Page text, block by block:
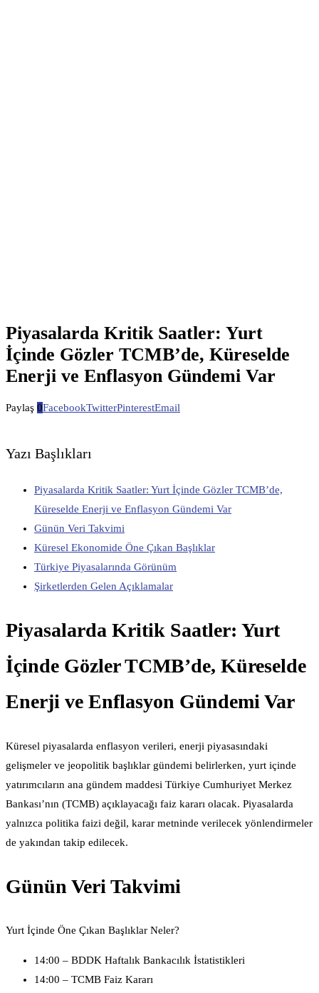
Piyasalarda Kritik Saatler: Yurt
İçinde Gözler TCMB’de, Küreselde
Enerji ve Enflasyon Gündemi Var
Paylaş 0FacebookTwitterPinterestEmail
Yazı Başlıkları
Piyasalarda Kritik Saatler: Yurt İçinde Gözler TCMB’de,
Küreselde Enerji ve Enflasyon Gündemi Var
Günün Veri Takvimi
Küresel Ekonomide Öne Çıkan Başlıklar
Türkiye Piyasalarında Görünüm
Şirketlerden Gelen Açıklamalar
Piyasalarda Kritik Saatler: Yurt
İçinde Gözler TCMB’de, Küreselde
Enerji ve Enflasyon Gündemi Var
Küresel piyasalarda enflasyon verileri, enerji piyasasındaki
gelişmeler ve jeopolitik başlıklar gündemi belirlerken, yurt içinde
yatırımcıların ana gündem maddesi Türkiye Cumhuriyet Merkez
Bankası’nın (TCMB) açıklayacağı faiz kararı olacak. Piyasalarda
yalnızca politika faizi değil, karar metninde verilecek yönlendirmeler
de yakından takip edilecek.
Günün Veri Takvimi
Yurt İçinde Öne Çıkan Başlıklar Neler?
14:00 – BDDK Haftalık Bankacılık İstatistikleri
14:00 – TCMB Faiz Kararı